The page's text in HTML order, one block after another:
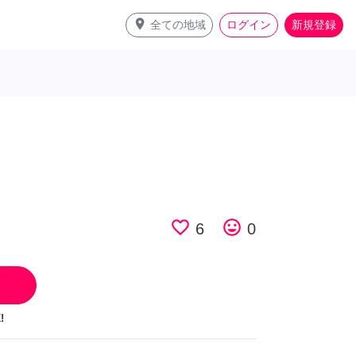
place 全ての地域 ログイン 新規登録
favorite_border 6 tag_faces 0